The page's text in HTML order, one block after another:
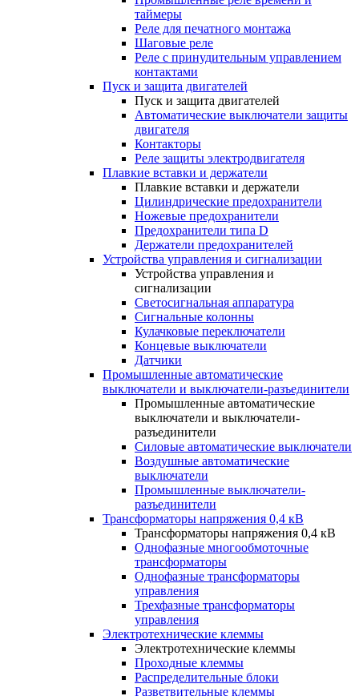
таймеры
Реле для печатного монтажа
Шаговые реле
Реле с принудительным управлением
контактами
Пуск и защита двигателей
Пуск и защита двигателей
Автоматические выключатели защиты
двигателя
Контакторы
Реле защиты электродвигателя
Плавкие вставки и держатели
Плавкие вставки и держатели
Цилиндрические предохранители
Ножевые предохранители
Предохранители типа D
Держатели предохранителей
Устройства управления и сигнализации
Устройства управления и
сигнализации
Светосигнальная аппаратура
Сигнальные колонны
Кулачковые переключатели
Концевые выключатели
Датчики
Промышленные автоматические
выключатели и выключатели-разъединители
Промышленные автоматические
выключатели и выключатели-
разъединители
Силовые автоматические выключатели
Воздушные автоматические
выключатели
Промышленные выключатели-
разъединители
Трансформаторы напряжения 0,4 кВ
Трансформаторы напряжения 0,4 кВ
Однофазные многообмоточные
трансформаторы
Однофазные трансформаторы
управления
Трехфазные трансформаторы
управления
Электротехнические клеммы
Электротехнические клеммы
Проходные клеммы
Распределительные блоки
Разветвительные клеммы